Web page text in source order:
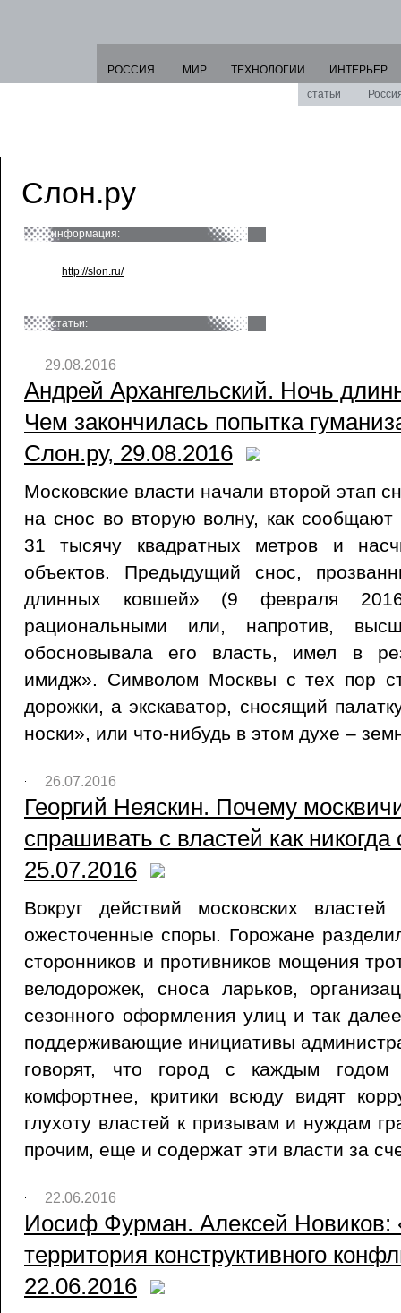
РОССИЯ МИР ТЕХНОЛОГИИ
ИНТЕРЬЕР
статьи
Слон.ру
информация:
http://slon.ru/
статьи:
29.08.2016
Андрей Архангельский. Ночь
Чем закончилась попытка
Слон.ру, 29.08.2016
Московские власти начали второй этап
на снос во вторую волну, как сообщают
31 тысячу квадратных метров и
объектов. Предыдущий снос,
длинных ковшей» (9 февраля
рациональными или, напротив,
обосновывала его власть, имел в
имидж». Символом Москвы с тех пор
дорожки, а экскаватор, сносящий
носки», или что-нибудь в этом духе –
26.07.2016
Георгий Неяскин. Почему
спрашивать с властей как никогда
25.07.2016
Вокруг действий московских
ожесточенные споры. Горожане
сторонников и противников мощения
велодорожек, сноса ларьков,
сезонного оформления улиц и так
поддерживающие инициативы
говорят, что город с каждым годом
комфортнее, критики всюду видят
глухоту властей к призывам и нуждам
прочим, еще и содержат эти власти за
22.06.2016
Иосиф Фурман. Алексей Новиков:
территория конструктивного
22.06.2016